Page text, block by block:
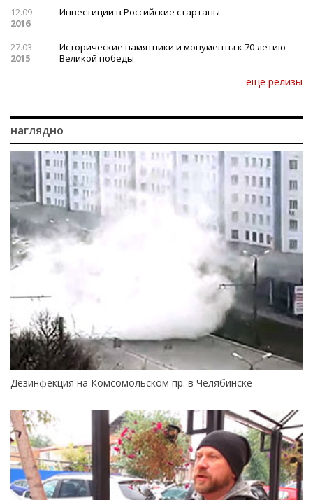
12.09
2016
Инвестиции в Российские стартапы
27.03
2015
Исторические памятники и монументы к 70-летию
Великой победы
еще релизы
наглядно
Дезинфекция на Комсомольском пр. в Челябинске